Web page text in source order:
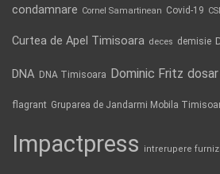
condamnare Cornel Samartinean Covid-19
Curtea de Apel Timisoara deces demisie
DNA DNA Timisoara Dominic Fritz dosar
flagrant Gruparea de Jandarmi Mobila
Impactpress intrerupere